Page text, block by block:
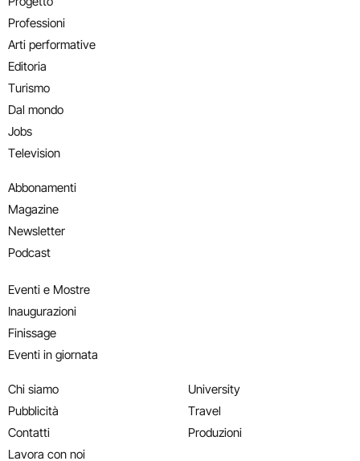
Professioni
Arti performative
Editoria
Turismo
Dal mondo
Jobs
Television
Abbonamenti
Magazine
Newsletter
Podcast
Eventi e Mostre
Inaugurazioni
Finissage
Eventi in giornata
Chi siamo
Pubblicità
Contatti
Lavora con noi
University
Travel
Produzioni